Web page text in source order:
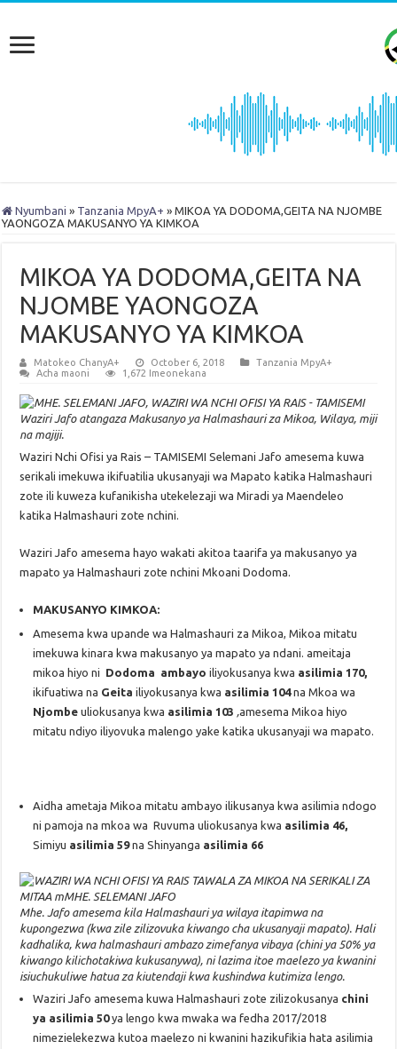
Nyumbani » Tanzania MpyA+ » MIKOA YA DODOMA,GEITA NA NJOMBE
YAONGOZA MAKUSANYO YA KIMKOA
MIKOA YA DODOMA,GEITA NA
NJOMBE YAONGOZA
MAKUSANYO YA KIMKOA
Matokeo ChanyA+ October 6, 2018
Tanzania MpyA+
Acha maoni
1,672 Imeonekana
Waziri Jafo atangaza Makusanyo ya Halmashauri za Mikoa, Wilaya, miji
na majiji.
Waziri Nchi Ofisi ya Rais – TAMISEMI Selemani Jafo amesema kuwa
serikali imekuwa ikifuatilia ukusanyaji wa Mapato katika Halmashauri
zote ili kuweza kufanikisha utekelezaji wa Miradi ya Maendeleo
katika Halmashauri zote nchini.
Waziri Jafo amesema hayo wakati akitoa taarifa ya makusanyo ya
mapato ya Halmashauri zote nchini Mkoani Dodoma.
MAKUSANYO KIMKOA:
Amesema kwa upande wa Halmashauri za Mikoa, Mikoa mitatu
imekuwa kinara kwa makusanyo ya mapato ya ndani. ameitaja
mikoa hiyo ni Dodoma ambayoiliyokusanya kwa asilimia 170,
ikifuatiwa na Geitailiyokusanya kwa asilimia 104na Mkoa wa
Njombe uliokusanya kwa asilimia 103 amesema Mikoa hiyo
mitatu ndiyo iliyovuka malengo yake katika ukusanyaji wa mapato.
Aidha ametaja Mikoa mitatu ambayo ilikusanya kwa asilimia ndogo
ni pamoja na mkoa wa Ruvuma uliokusanya kwa asilimia 46,
Simiyu asilimia 59na Shinyanga asilimia 66
Mhe. Jafo amesema kila Halmashauri ya wilaya itapimwa na
kupongezwa (kwa zile zilizovuka kiwango cha ukusanyaji mapato). Hali
kadhalika, kwa halmashauri ambazo zimefanya vibaya (chini ya 50% ya
kiwango kilichotakiwa kukusanywa), ni lazima itoe maelezo ya kwanini
isiuchukuliwe hatua za kiutendaji kwa kushindwa kutimiza lengo.
Waziri Jafo amesema kuwa Halmashauri zote zilizokusanya chini
ya asilimia 50ya lengo kwa mwaka wa fedha 2017/2018
nimezielekezwa kutoa maelezo ni kwanini hazikufikia hata asilimia